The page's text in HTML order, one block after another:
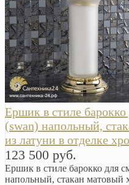
Ершик в стиле барокко
(swan) напольный,
из латуни в отделке
123 500 руб.
Ершик в стиле барокко для
напольный, стакан матовый